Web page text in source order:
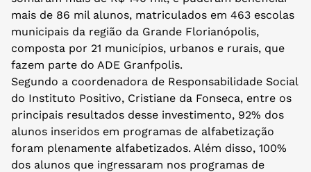
mais de 86 mil alunos, matriculados em 463 escolas
municipais da região da Grande Florianópolis,
composta por 21 municípios, urbanos e rurais, que
fazem parte do ADE Granfpolis.
Segundo a coordenadora de Responsabilidade Social
do Instituto Positivo, Cristiane da Fonseca, entre os
principais resultados desse investimento, 92% dos
alunos inseridos em programas de alfabetização
foram plenamente alfabetizados. Além disso, 100%
dos alunos que ingressaram nos programas de